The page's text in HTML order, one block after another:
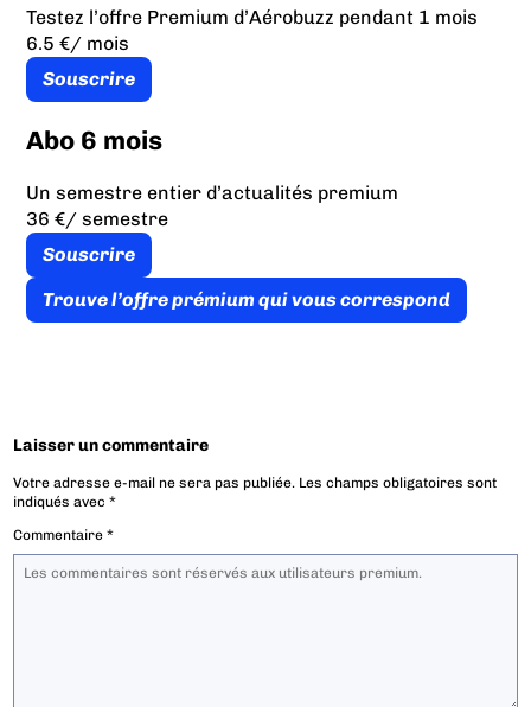
Testez l’offre Premium d’Aérobuzz pendant 1 mois
6.5 €/ mois
Souscrire
Abo 6 mois
Un semestre entier d’actualités premium
36 €/ semestre
Souscrire
Trouve l’offre prémium qui vous correspond
Laisser un commentaire
Votre adresse e-mail ne sera pas publiée. Les champs obligatoires sont
indiqués avec*
Commentaire*